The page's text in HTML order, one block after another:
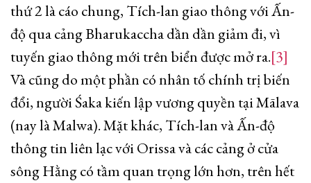
thứ 2 là cáo chung, Tích-lan giao thông với Ấn-
độ qua cảng Bharukaccha dần dần giảm đi, vì
tuyến giao thông mới trên biển được mở ra.[3]
Và cũng do một phần có nhân tố chính trị biến
đổi, người Śaka kiến lập vương quyền tại Mālava
(nay là Malwa). Mặt khác, Tích-lan và Ấn-độ
thông tin liên lạc với Orissa và các cảng ở cửa
sông Hằng có tầm quan trọng lớn hơn, trên hết